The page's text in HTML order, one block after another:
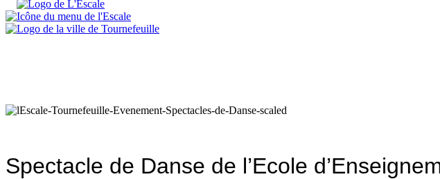
Spectacle de Danse de l’Ecole